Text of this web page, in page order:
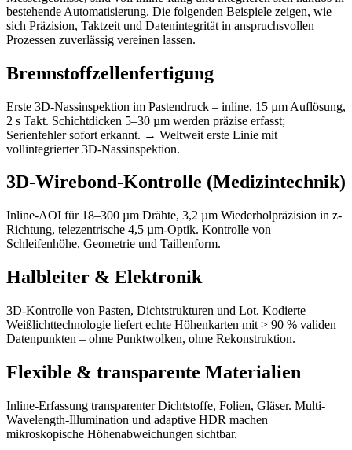
bestehende Automatisierung. Die folgenden Beispiele zeigen, wie
sich Präzision, Taktzeit und Datenintegrität in anspruchsvollen
Prozessen zuverlässig vereinen lassen.
Brennstoffzellenfertigung
Erste 3D-Nassinspektion im Pastendruck – inline, 15 µm Auflösung,
2 s Takt. Schichtdicken 5–30 µm werden präzise erfasst;
Serienfehler sofort erkannt. → Weltweit erste Linie mit
vollintegrierter 3D-Nassinspektion.
3D-Wirebond-Kontrolle (Medizintechnik)
Inline-AOI für 18–300 µm Drähte, 3,2 µm Wiederholpräzision in z-
Richtung, telezentrische 4,5 µm-Optik. Kontrolle von
Schleifenhöhe, Geometrie und Taillenform.
Halbleiter & Elektronik
3D-Kontrolle von Pasten, Dichtstrukturen und Lot. Kodierte
Weißlichttechnologie liefert echte Höhenkarten mit > 90 % validen
Datenpunkten – ohne Punktwolken, ohne Rekonstruktion.
Flexible & transparente Materialien
Inline-Erfassung transparenter Dichtstoffe, Folien, Gläser. Multi-
Wavelength-Illumination und adaptive HDR machen
mikroskopische Höhenabweichungen sichtbar.